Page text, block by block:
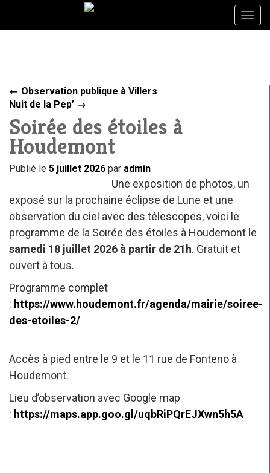
← Observation publique à Villers
Nuit de la Pep’ →
Soirée des étoiles à
Houdemont
Publié le 5 juillet 2026 par admin
Une exposition de photos, un
exposé sur la prochaine éclipse de Lune et une
observation du ciel avec des télescopes, voici le
programme de la Soirée des étoiles à Houdemont le
samedi 18 juillet 2026 à partir de 21h. Gratuit et
ouvert à tous.
Programme complet
: https://www.houdemont.fr/agenda/mairie/soiree-
des-etoiles-2/
Accès à pied entre le 9 et le 11 rue de Fonteno à
Houdemont.
Lieu d’observation avec Google map
: https://maps.app.goo.gl/uqbRiPQrEJXwn5h5A